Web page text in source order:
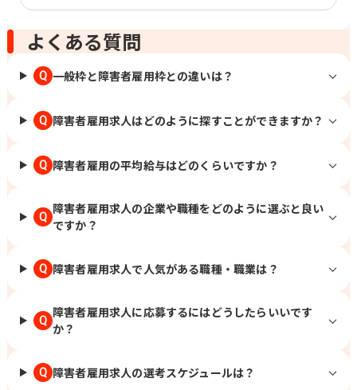
478-8 明治安田生命松江ビル2階 岡山 岡
山市北区駅前町1-9-15明治安田生命岡
7 GRANODE広島11階 福山市昭和町2-3
19-7 明治安田生命下関ビル3階 周南市
ビル3階 高知 高知市本町2-2-34 明治安
区紺屋町9-1明治安田生命小倉ビル2階
久留米市本町4-33 明治安田生命久留米
会社の定める場所 / 北千住、千住大橋、
関内、大船、富士見町、平塚、大磯、熊
木更津、祇園、京成船橋、船橋、柏、北
よくある質問
Q 一般枠と障害者雇用枠との違いは？
Q 障害者雇用求人はどのように探すことができますか？
Q 障害者雇用の平均給与はどのくらいですか？
Q
障害者雇用求人の企業や職種をどのように選ぶと良い
ですか？
Q 障害者雇用求人で人気がある職種・職業は？
Q
障害者雇用求人に応募するにはどうしたらいいです
か？
Q 障害者雇用求人の選考スケジュールは？